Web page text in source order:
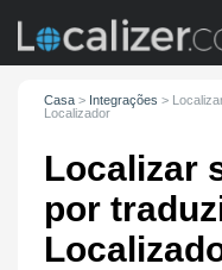
Casa > Integrações >
Localizador
Localizar
por